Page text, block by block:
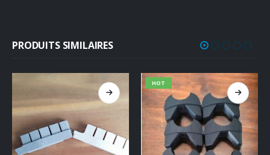
PRODUITS SIMILAIRES
HOT